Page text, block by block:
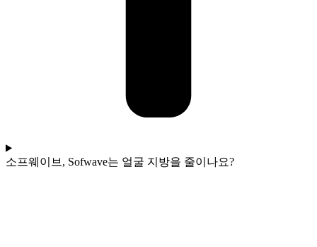
소프웨이브, Sofwave는 얼굴 지방을 줄이나요?